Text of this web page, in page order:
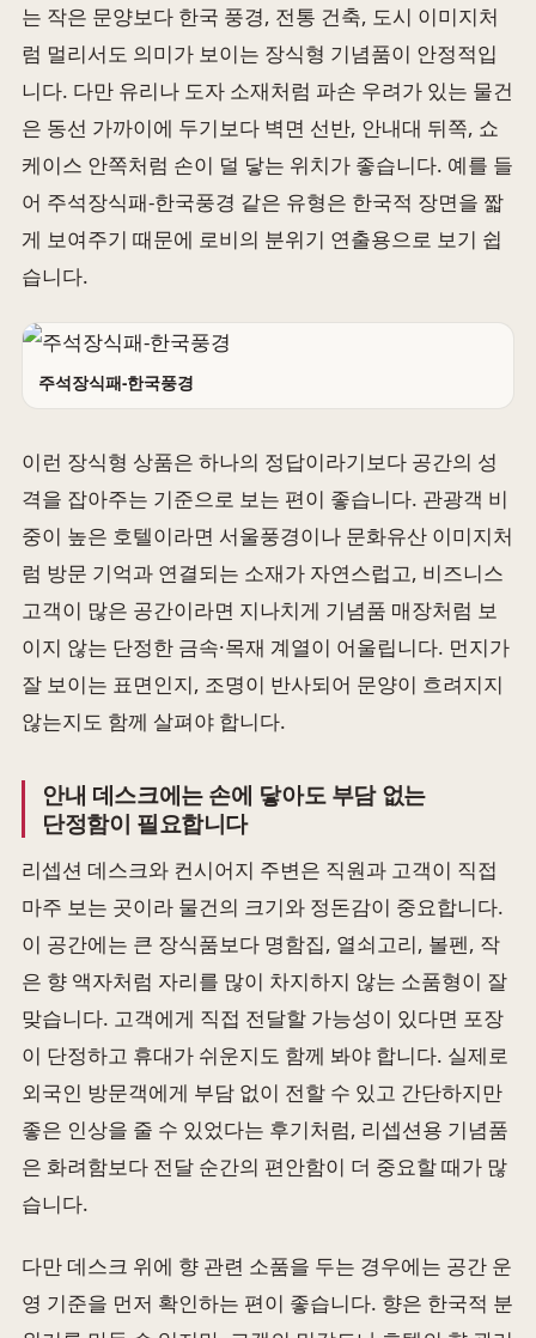
는 작은 문양보다 한국 풍경, 전통 건축, 도시 이미지처
럼 멀리서도 의미가 보이는 장식형 기념품이 안정적입
니다. 다만 유리나 도자 소재처럼 파손 우려가 있는 물건
은 동선 가까이에 두기보다 벽면 선반, 안내대 뒤쪽, 쇼
케이스 안쪽처럼 손이 덜 닿는 위치가 좋습니다. 예를 들
어 주석장식패-한국풍경 같은 유형은 한국적 장면을 짧
게 보여주기 때문에 로비의 분위기 연출용으로 보기 쉽
습니다.
주석장식패-한국풍경
이런 장식형 상품은 하나의 정답이라기보다 공간의 성
격을 잡아주는 기준으로 보는 편이 좋습니다. 관광객 비
중이 높은 호텔이라면 서울풍경이나 문화유산 이미지처
럼 방문 기억과 연결되는 소재가 자연스럽고, 비즈니스
고객이 많은 공간이라면 지나치게 기념품 매장처럼 보
이지 않는 단정한 금속·목재 계열이 어울립니다. 먼지가
잘 보이는 표면인지, 조명이 반사되어 문양이 흐려지지
않는지도 함께 살펴야 합니다.
안내 데스크에는 손에 닿아도 부담 없는
단정함이 필요합니다
리셉션 데스크와 컨시어지 주변은 직원과 고객이 직접
마주 보는 곳이라 물건의 크기와 정돈감이 중요합니다.
이 공간에는 큰 장식품보다 명함집, 열쇠고리, 볼펜, 작
은 향 액자처럼 자리를 많이 차지하지 않는 소품형이 잘
맞습니다. 고객에게 직접 전달할 가능성이 있다면 포장
이 단정하고 휴대가 쉬운지도 함께 봐야 합니다. 실제로
외국인 방문객에게 부담 없이 전할 수 있고 간단하지만
좋은 인상을 줄 수 있었다는 후기처럼, 리셉션용 기념품
은 화려함보다 전달 순간의 편안함이 더 중요할 때가 많
습니다.
다만 데스크 위에 향 관련 소품을 두는 경우에는 공간 운
영 기준을 먼저 확인하는 편이 좋습니다. 향은 한국적 분